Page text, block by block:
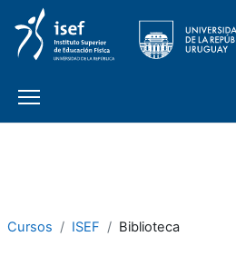
Panel lateral
Cursos ISEF Biblioteca